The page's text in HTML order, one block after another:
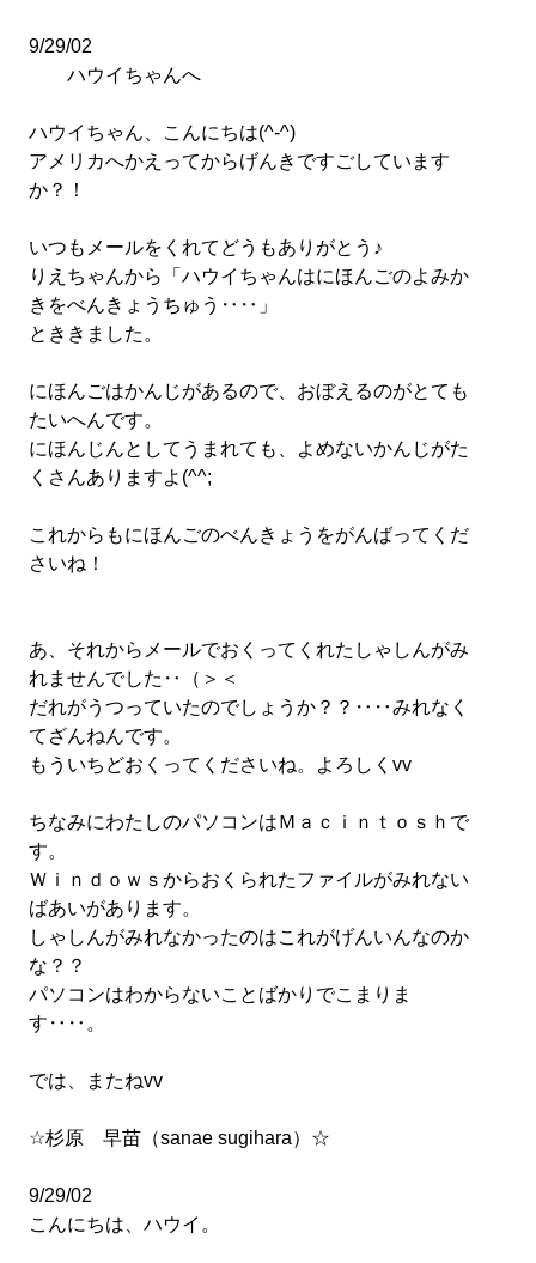
9/29/02
ハウイちゃんへ
ハウイちゃん、こんにちは(^-^)
アメリカへかえってからげんきですごしています
か？！
いつもメールをくれてどうもありがとう♪
りえちゃんから「ハウイちゃんはにほんごのよみか
きをべんきょうちゅう‥‥」
とききました。
にほんごはかんじがあるので、おぼえるのがとても
たいへんです。
にほんじんとしてうまれても、よめないかんじがた
くさんありますよ(^^;
これからもにほんごのべんきょうをがんばってくだ
さいね！
あ、それからメールでおくってくれたしゃしんがみ
れませんでした‥（＞＜
だれがうつっていたのでしょうか？？‥‥みれなく
てざんねんです。
もういちどおくってくださいね。よろしくvv
ちなみにわたしのパソコンはＭａｃｉｎｔｏｓｈで
す。
Ｗｉｎｄｏｗｓからおくられたファイルがみれない
ばあいがあります。
しゃしんがみれなかったのはこれがげんいんなのか
な？？
パソコンはわからないことばかりでこまりま
す‥‥。
では、またねvv
☆杉原 早苗（sanae sugihara）☆
9/29/02
こんにちは、ハウイ。